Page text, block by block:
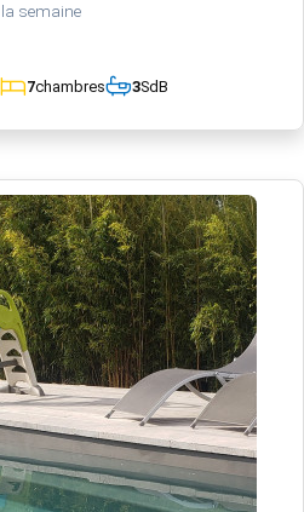
la semaine
7chambres 3SdB